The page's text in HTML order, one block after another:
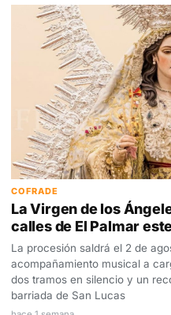
COFRADE
La Virgen de los
calles de El Palmar
La procesión saldrá el 2 de
acompañamiento musical a
dos tramos en silencio y un
barriada de San Lucas